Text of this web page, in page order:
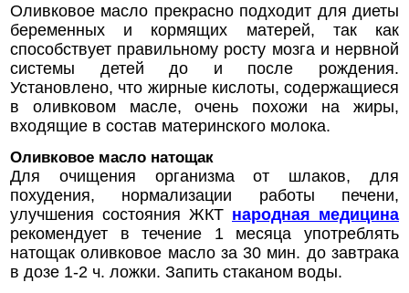
Оливковое масло прекрасно подходит для диеты
беременных и кормящих матерей, так как
способствует правильному росту мозга и нервной
системы детей до и после рождения.
Установлено, что жирные кислоты, содержащиеся
в оливковом масле, очень похожи на жиры,
входящие в состав материнского молока.
Оливковое масло натощак
Для очищения организма от шлаков, для
похудения, нормализации работы печени,
улучшения состояния ЖКТ народная медицина
рекомендует в течение 1 месяца употреблять
натощак оливковое масло за 30 мин. до завтрака
в дозе 1-2 ч. ложки. Запить стаканом воды.